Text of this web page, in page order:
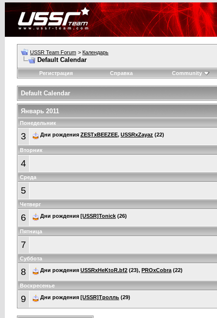
USSR Team Forum > Календарь
Default Calendar
Регистрация Справка Community
Default Calendar
Январь 2011
Понедельник
3 Дни рождения ZESTxBEEZEE, USSRxZayaz (22)
Вторник
4
Среда
5
Четверг
6 Дни рождения [USSR]Tonick (26)
Пятница
7
Суббота
8 Дни рождения USSRxHeKtoR.bf2 (23), PROxCobra(22)
Воскресенье
9 Дни рождения [USSR]Тролль (29)